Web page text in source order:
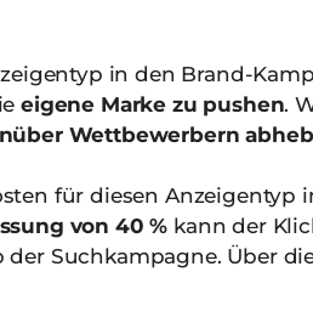
in den Brand-
eigene Marke zu pushen.
Wettbewerbern
für diesen
von 40 % kann der
Suchkampagne. Über